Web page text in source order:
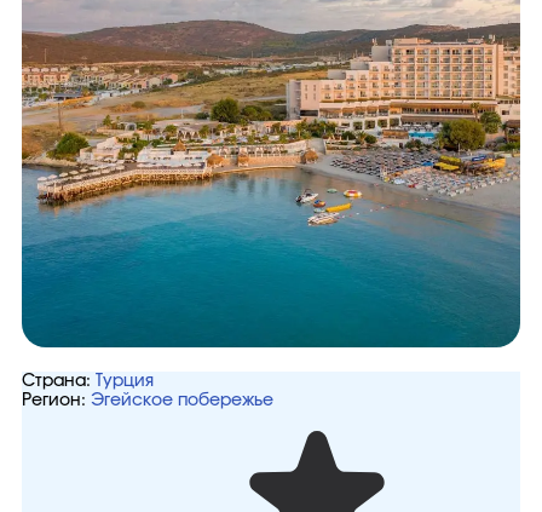
Страна:
Турция
Регион: Эгейское побережье